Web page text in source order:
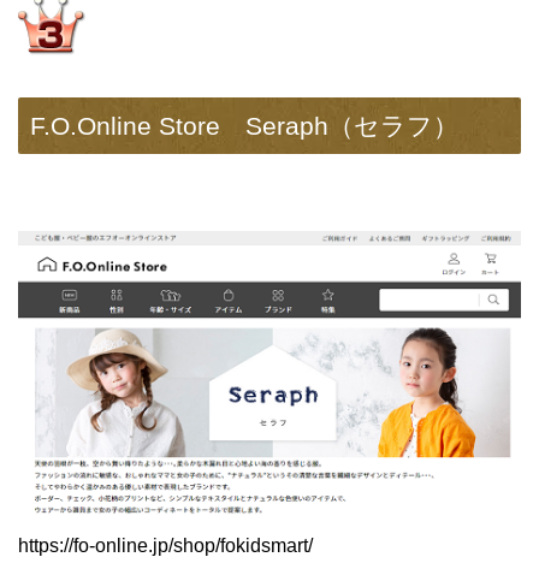
F.O.Online Store Seraph（セラフ）
https://fo-online.jp/shop/fokidsmart/